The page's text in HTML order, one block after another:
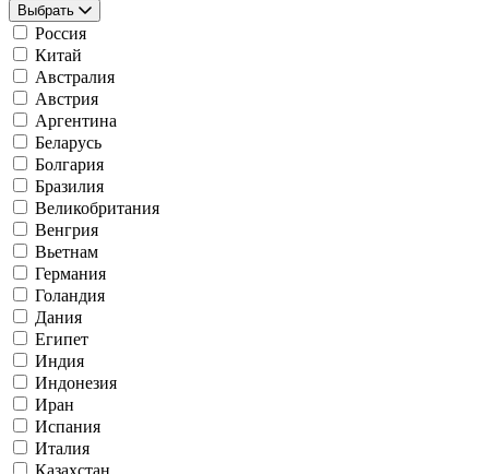
Выбрать
Россия
Китай
Австралия
Австрия
Аргентина
Беларусь
Болгария
Бразилия
Великобритания
Венгрия
Вьетнам
Германия
Голандия
Дания
Египет
Индия
Индонезия
Иран
Испания
Италия
Казахстан